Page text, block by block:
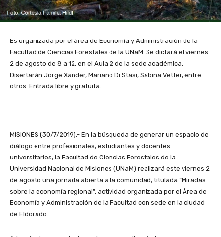
Es organizada por el área de Economía y Administración de la
Facultad de Ciencias Forestales de la UNaM. Se dictará el viernes
2 de agosto de 8 a 12, en el Aula 2 de la sede académica.
Disertarán Jorge Xander, Mariano Di Stasi, Sabina Vetter, entre
otros. Entrada libre y gratuita.
MISIONES (30/7/2019).- En la búsqueda de generar un espacio de
diálogo entre profesionales, estudiantes y docentes
universitarios, la Facultad de Ciencias Forestales de la
Universidad Nacional de Misiones (UNaM) realizará este viernes 2
de agosto una jornada abierta a la comunidad, titulada “Miradas
sobre la economía regional”, actividad organizada por el Área de
Economía y Administración de la Facultad con sede en la ciudad
de Eldorado.